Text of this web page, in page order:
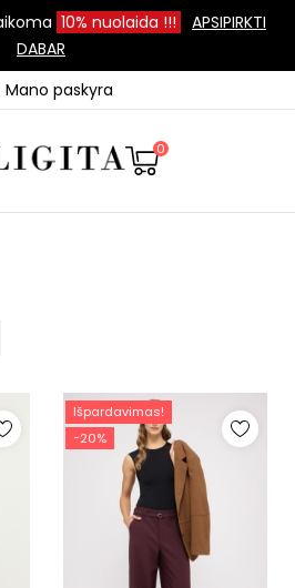
10% nuolaida !!!
APSIPIRKTI
DABAR
Mano paskyra
0
Išpardavimas!
−20%